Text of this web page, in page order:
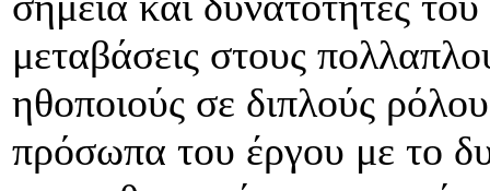
μεταβάσεις στους
ηθοποιούς σε διπλούς
πρόσωπα του έργου με το